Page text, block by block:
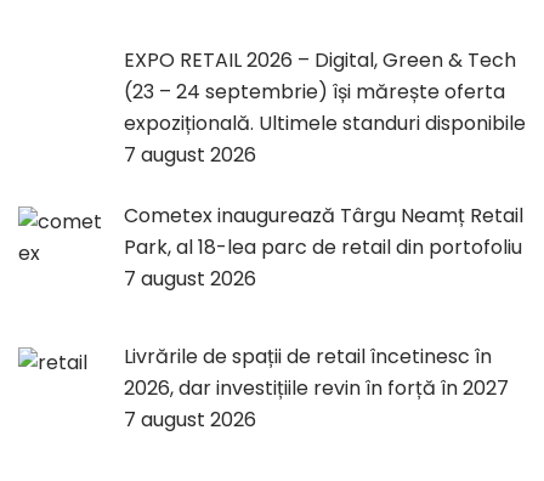
EXPO RETAIL 2026 – Digital, Green & Tech
(23 – 24 septembrie) își mărește oferta
expozițională. Ultimele standuri disponibile
7 august 2026
Cometex inaugurează Târgu Neamț Retail
Park, al 18-lea parc de retail din portofoliu
7 august 2026
Livrările de spații de retail încetinesc în
2026, dar investițiile revin în forță în 2027
7 august 2026